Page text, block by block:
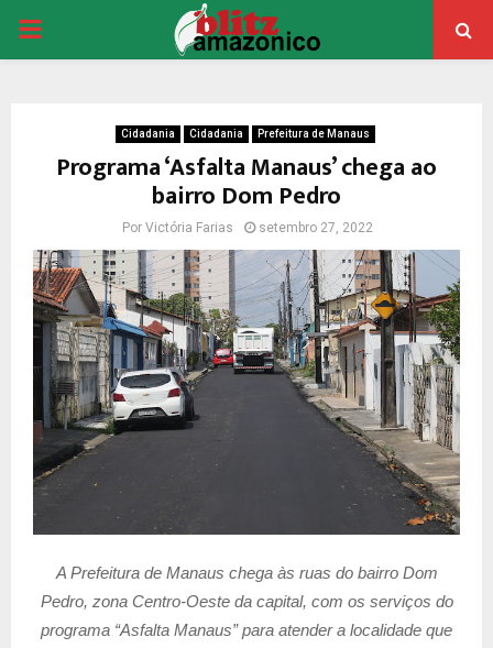
PRIMARY
Cidadania Cidadania Prefeitura de Manaus
Programa ‘Asfalta Manaus’ chega ao
bairro Dom Pedro
Por Victória Farias setembro 27, 2022
A Prefeitura de Manaus chega às ruas do bairro Dom
Pedro, zona Centro-Oeste da capital, com os serviços do
programa “Asfalta Manaus” para atender a localidade que